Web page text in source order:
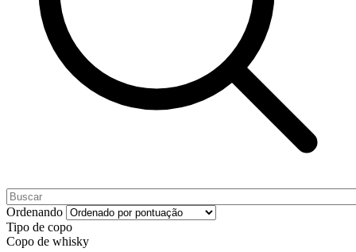
Ordenando
Tipo de copo
Copo de whisky